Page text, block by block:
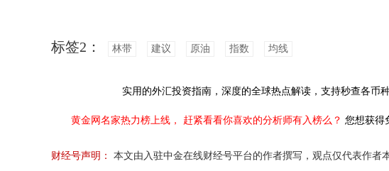
标签2： 林带 建议 原油 指数 均线
实用的外汇投资指南， 深度的全球热点解读， 支持秒查各币
黄金网名家热力榜上线， 赶紧看看你喜欢的分析师有入榜么？ 您想获得
财经号声明：
本文由入驻中金在线财经号平台的作者撰写，观点仅代表作